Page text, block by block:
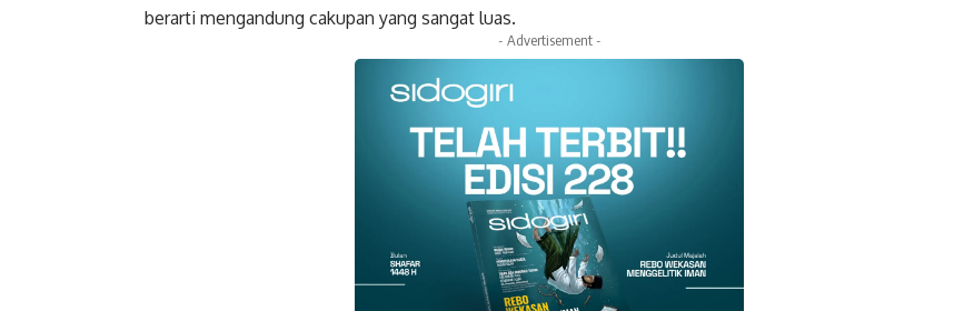
berarti mengandung cakupan yang sangat luas.
- Advertisement -
Facebook
Gmail